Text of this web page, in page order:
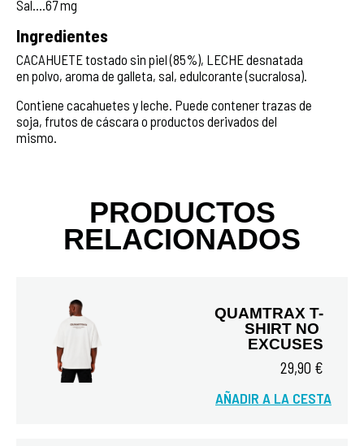
Sal....67 mg
Ingredientes
CACAHUETE tostado sin piel (85%), LECHE desnatada
en polvo, aroma de galleta, sal, edulcorante (sucralosa).
Contiene cacahuetes y leche. Puede contener trazas de
soja, frutos de cáscara o productos derivados del
mismo.
PRODUCTOS
RELACIONADOS
QUAMTRAX T-
SHIRT NO
EXCUSES
29,90 €
AÑADIR A LA CESTA